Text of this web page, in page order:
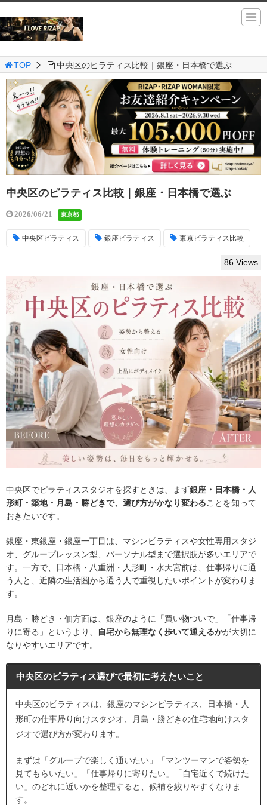
TOP 中央区のピラティス比較｜銀座・日本橋で選ぶ
中央区のピラティス比較｜銀座・日本橋で選ぶ
2026/06/21 東京都
中央区ピラティス 銀座ピラティス 東京ピラティス比較
86 Views
中央区でピラティススタジオを探すときは、まず銀座・日本橋・人
形町・築地・月島・勝どきで、選び方がかなり変わることを知って
おきたいです。
銀座・東銀座・銀座一丁目は、マシンピラティスや女性専用スタジ
オ、グループレッスン型、パーソナル型まで選択肢が多いエリアで
す。一方で、日本橋・八重洲・人形町・水天宮前は、仕事帰りに通
う人と、近隣の生活圏から通う人で重視したいポイントが変わりま
す。
月島・勝どき・佃方面は、銀座のように「買い物ついで」「仕事帰
りに寄る」というより、
自宅から無理なく歩いて通えるかが大切に
なりやすいエリアです。
中央区のピラティス選びで最初に考えたいこと
中央区のピラティスは、銀座のマシンピラティス、日本橋・人
形町の仕事帰り向けスタジオ、月島・勝どきの住宅地向けスタ
ジオで選び方が変わります。
まずは「グループで楽しく通いたい」「マンツーマンで姿勢を
見てもらいたい」「仕事帰りに寄りたい」「自宅近くで続けた
い」のどれに近いかを整理すると、候補を絞りやすくなりま
す。